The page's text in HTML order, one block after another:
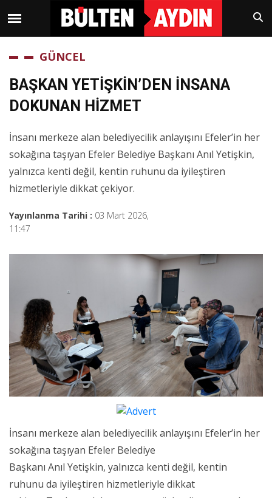
GÜNCEL
BAŞKAN YETİŞKİN’DEN İNSANA
DOKUNAN HİZMET
İnsanı merkeze alan belediyecilik anlayışını Efeler’in her
sokağına taşıyan Efeler Belediye Başkanı Anıl Yetişkin,
yalnızca kenti değil, kentin ruhunu da iyileştiren
hizmetleriyle dikkat çekiyor.
Yayınlanma Tarihi : 03 Mart 2026,
11:47
İnsanı merkeze alan belediyecilik anlayışını Efeler’in her
sokağına taşıyan Efeler Belediye
Başkanı Anıl Yetişkin, yalnızca kenti değil, kentin
ruhunu da iyileştiren hizmetleriyle dikkat